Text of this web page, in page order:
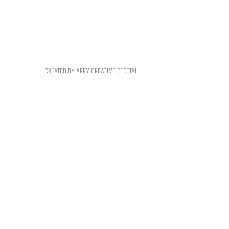
CREATED BY APPY CREATIVE DIGITAL